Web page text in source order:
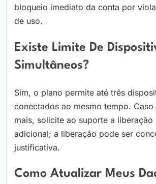
bloqueio imediato da conta por
de uso.
Existe Limite De
Simultâneos?
Sim, o plano permite até três
conectados ao mesmo tempo.
mais, solicite ao suporte a liberação
adicional; a liberação pode ser
justificativa.
Como Atualizar Meus